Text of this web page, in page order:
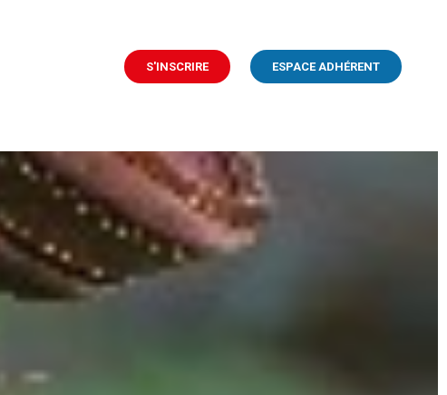
S'INSCRIRE ESPACE ADHÉRENT